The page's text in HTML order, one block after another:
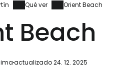
Qué ver Orient Beach
Beach
actualizado 24. 12. 2025